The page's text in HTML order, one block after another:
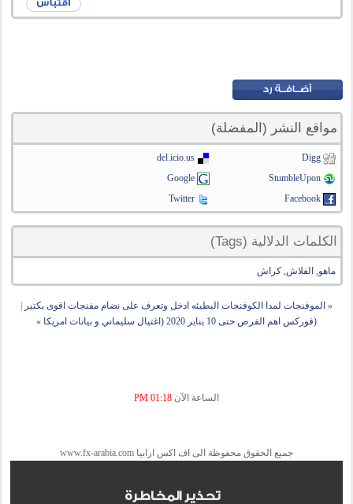
مواقع النشر (المفضلة)
Digg
del.icio.us
StumbleUpon
Google
Facebook
Twitter
الكلمات الدلالية (Tags)
ماهو, الفلاش,كراش
« الموفنجات لمدا الكوفنجات البطيئه ادخل وتعرف على نضام مفنجات اقوى بكتير
(فوركس اهم الفرص حتى 10 يناير 2020 (اغتيال سليماني و بيانات امريكا
»
الساعة الآن 01:18 PM
جميع الحقوق محفوظة الى اف اكس ارابيا www.fx-arabia.com
تحذير المخاطرة